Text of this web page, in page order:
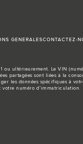
GENERALESCONTACTEZ-
ultérieurement. Le VIN
partagées sont liées à la
les données spécifiques à
numéro d’immatriculation.